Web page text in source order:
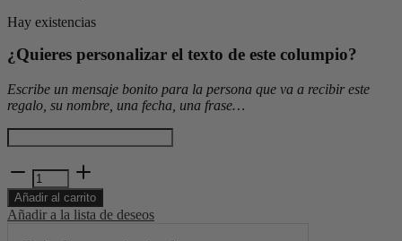
Hay existencias
¿Quieres personalizar el texto de este columpio?
Escribe un mensaje bonito para la persona que va a recibir este
regalo, su nombre, una fecha, una frase…
Columpio
Amore
cantidad
Añadir al carrito
Añadir a la lista de deseos